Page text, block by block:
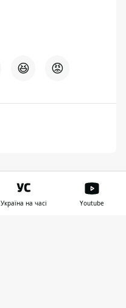
😆 😡
Україна на часі Youtube